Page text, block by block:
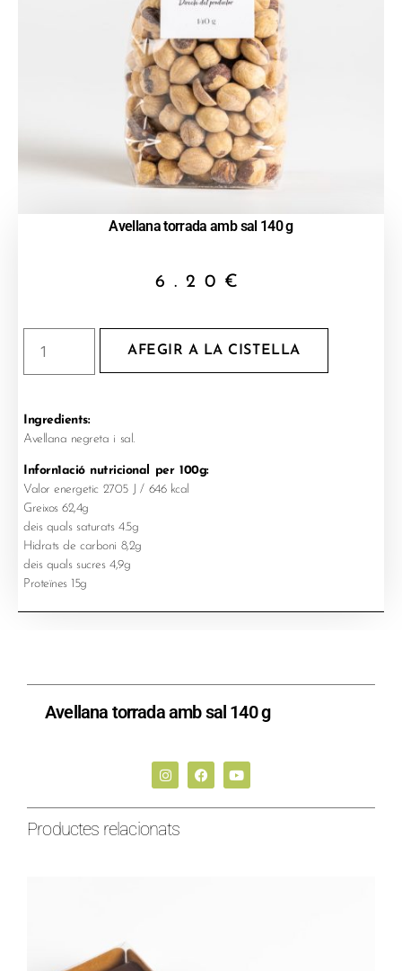
Avellana torrada amb sal 140 g
6.20 €
AFEGIR A LA CISTELLA
Ingredients:
Avellana negreta i sal.
Inforn1ació nutricional per 100g:
Valor energetic 2705 J / 646 kcal
Greixos 62,4g
deis quals saturats 4.5g
Hidrats de carboni 8,2g
deis quals sucres 4,9g
Proteïnes 15g
Avellana torrada amb sal 140 g
Productes relacionats